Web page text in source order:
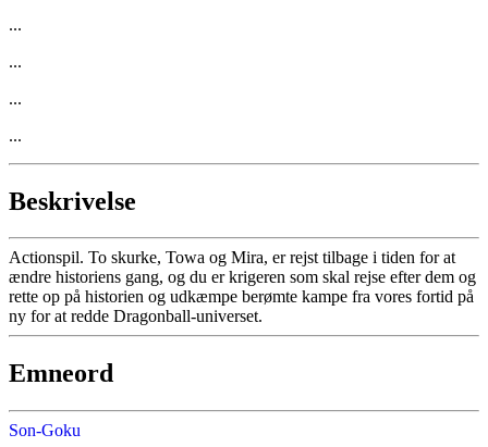
...
...
...
...
Beskrivelse
Actionspil. To skurke, Towa og Mira, er rejst tilbage i tiden for at
ændre historiens gang, og du er krigeren som skal rejse efter dem og
rette op på historien og udkæmpe berømte kampe fra vores fortid på
ny for at redde Dragonball-universet.
Emneord
Son-Goku